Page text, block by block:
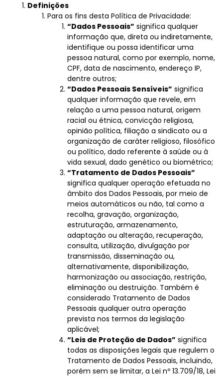
Definições
Para os fins desta Política de Privacidade:
“Dados Pessoais” significa qualquer
informação que, direta ou indiretamente,
identifique ou possa identificar uma
pessoa natural, como por exemplo, nome,
CPF, data de nascimento, endereço IP,
dentre outros;
“Dados Pessoais Sensíveis” significa
qualquer informação que revele, em
relação a uma pessoa natural, origem
racial ou étnica, convicção religiosa,
opinião política, filiação a sindicato ou a
organização de caráter religioso, filosófico
ou político, dado referente à saúde ou à
vida sexual, dado genético ou biométrico;
“Tratamento de Dados Pessoais”
significa qualquer operação efetuada no
âmbito dos Dados Pessoais, por meio de
meios automáticos ou não, tal como a
recolha, gravação, organização,
estruturação, armazenamento,
adaptação ou alteração, recuperação,
consulta, utilização, divulgação por
transmissão, disseminação ou,
alternativamente, disponibilização,
harmonização ou associação, restrição,
eliminação ou destruição. Também é
considerado Tratamento de Dados
Pessoais qualquer outra operação
prevista nos termos da legislação
aplicável;
“Leis de Proteção de Dados” significa
todas as disposições legais que regulem o
Tratamento de Dados Pessoais, incluindo,
porém sem se limitar, a Lei nº 13.709/18, Lei